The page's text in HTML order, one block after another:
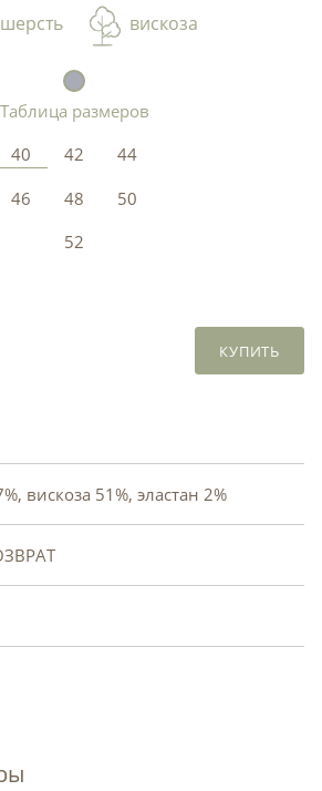
шерсть вискоза
Таблица размеров
40
42
44
46
48
50
52
КУПИТЬ
вискоза 51%, эластан 2%